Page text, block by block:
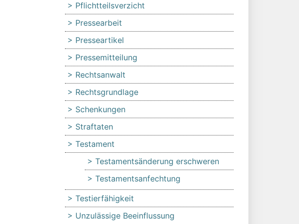
Pflichtteilsverzicht
Pressearbeit
Presseartikel
Pressemitteilung
Rechtsanwalt
Rechtsgrundlage
Schenkungen
Straftaten
Testament
Testamentsänderung erschweren
Testamentsanfechtung
Testierfähigkeit
Unzulässige Beeinflussung